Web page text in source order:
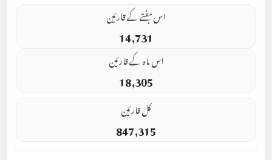
اس ہفتے کے قارئین
14,731
اس ماہ کے قارئین
18,305
کل قارئین
847,315